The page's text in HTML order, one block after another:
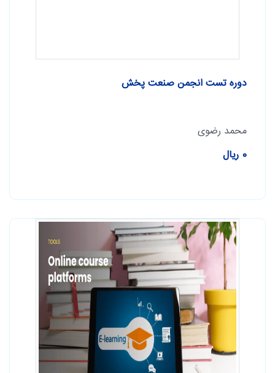
دوره تست انجمن صنعت پخش
محمد رضوی
0 ریال